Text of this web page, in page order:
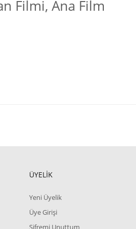
Filmi, Ana Film
ÜYELİK
Yeni Üyelik
Üye Girişi
Şifremi Unuttum